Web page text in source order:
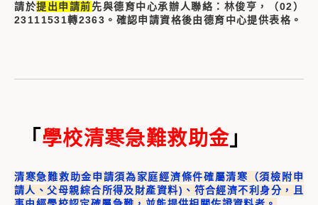
請於提出申請前先與德育中心承辦人聯絡：林俊亨，（02）
23111531轉2363。確認申請資格後由德育中心提供表格。
「 學校清寒急難救助金 」
清寒急難救助金申請須為家庭經濟條件確屬清寒（須檢附申
請人、父母親綜合所得及財產資料)、符合經濟不利身分，且